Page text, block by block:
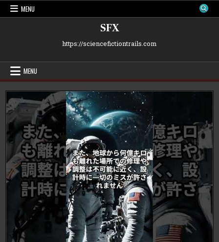
Skip
MENU
SFX
https://sciencefictiontrails.com
MENU